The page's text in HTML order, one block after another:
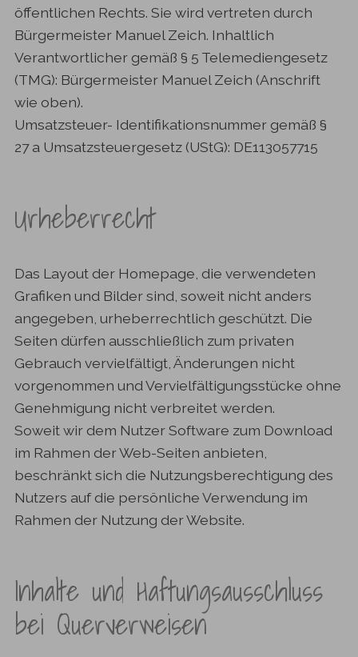
öffentlichen Rechts. Sie wird vertreten durch
Bürgermeister Manuel Zeich. Inhaltlich
Verantwortlicher gemäß § 5 Telemediengesetz
(TMG): Bürgermeister Manuel Zeich (Anschrift
wie oben).
Umsatzsteuer- Identifikationsnummer gemäß §
27 a Umsatzsteuergesetz (UStG): DE113057715
Urheberrecht
Das Layout der Homepage, die verwendeten
Grafiken und Bilder sind, soweit nicht anders
angegeben, urheberrechtlich geschützt. Die
Seiten dürfen ausschließlich zum privaten
Gebrauch vervielfältigt, Änderungen nicht
vorgenommen und Vervielfältigungsstücke ohne
Genehmigung nicht verbreitet werden.
Soweit wir dem Nutzer Software zum Download
im Rahmen der Web-Seiten anbieten,
beschränkt sich die Nutzungsberechtigung des
Nutzers auf die persönliche Verwendung im
Rahmen der Nutzung der Website.
Inhalte und Haftungsausschluss
bei Querverweisen